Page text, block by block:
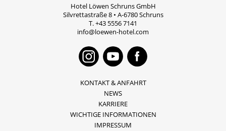
Hotel Löwen Schruns GmbH
Silvrettastraße 8• A-6780Schruns
T.+43 5556 7141
info@loewen-hotel.com
Instagram
Youtube
KONTAKT & ANFAHRT
NEWS
KARRIERE
WICHTIGE INFORMATIONEN
IMPRESSUM